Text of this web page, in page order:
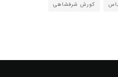
کورش شرفشاهی